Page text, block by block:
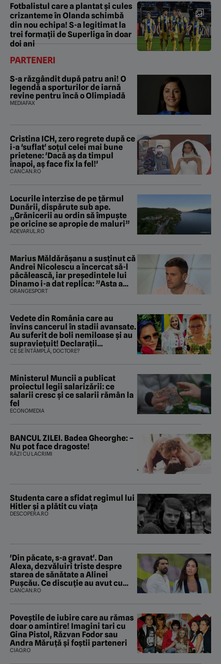
Fotbalistul care a plantat și cules
crizanteme în Olanda schimbă
din nou echipa! S-a legitimat la
trei formații de Superliga în doar
doi ani
PARTENERI
S-a răzgândit după patru ani! O
legendă a sporturilor de iarnă
revine pentru încă o Olimpiadă
MEDIAFAX
Cristina ICH, zero regrete după ce
i-a 'suflat' soțul celei mai bune
prietene: 'Dacă aș da timpul
înapoi, aș face fix la fel!'
CANCAN.RO
Locurile interzise de pe țărmul
Dunării, dispărute sub ape.
„Grănicerii au ordin să împuște
pe oricine se apropie de maluri”
ADEVARUL.RO
Marius Măldărăşanu a susţinut că
Andrei Nicolescu a încercat să-l
păcălească, iar preşedintele lui
Dinamo i-a dat replica: ”Asta a
fost istoria”
ORANGESPORT
Vedete din România care au
învins cancerul în stadii avansate.
Au suferit de boli nemiloase şi au
supravieţuit! Declarații
sfâșietoare
CE SE ÎNTÂMPLĂ, DOCTORE?
Ministerul Muncii a publicat
proiectul legii salarizării: ce
salarii cresc și ce salarii rămân la
fel
ECONOMEDIA
BANCUL ZILEI. Badea Gheorghe: –
Nu pot face dragoste!
RÂZI CU LACRIMI
Studenta care a sfidat regimul lui
Hitler și a plătit cu viața
DESCOPERA.RO
'Din păcate, s-a gravat'. Dan
Alexa, dezvăluiri triste despre
starea de sănătate a Alinei
Pușcău. Ce discuție au avut cu
două zile în urmă
CANCAN.RO
Poveştile de iubire care au rămas
doar o amintire! Imagini tari cu
Gina Pistol, Răzvan Fodor sau
Andra Măruţă şi foştii parteneri
CIAO.RO